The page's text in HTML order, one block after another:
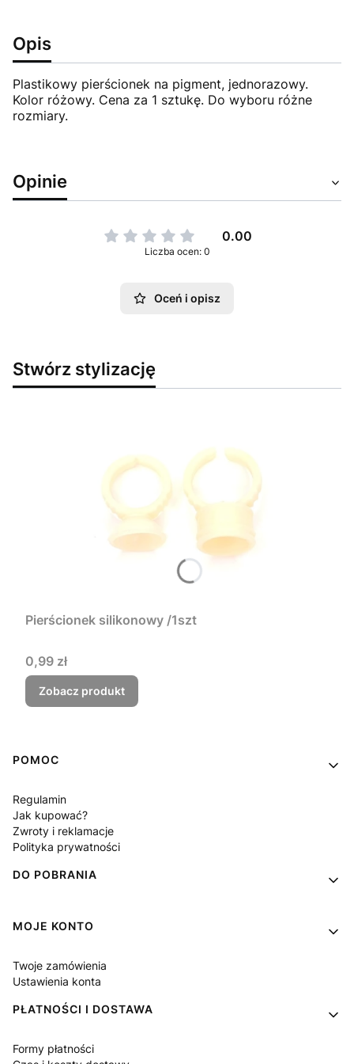
Opis
Plastikowy pierścionek na pigment, jednorazowy.
Kolor różowy. Cena za 1 sztukę. Do wyboru różne
rozmiary.
Opinie
0.00
Liczba ocen: 0
Oceń i opisz
Stwórz stylizację
Pierścionek silikonowy /1szt
Cena
0,99 zł
Zobacz produkt
Linki w stopce
POMOC
Regulamin
Jak kupować?
Zwroty i reklamacje
Polityka prywatności
DO POBRANIA
MOJE KONTO
Twoje zamówienia
Ustawienia konta
PŁATNOŚCI I DOSTAWA
Formy płatności